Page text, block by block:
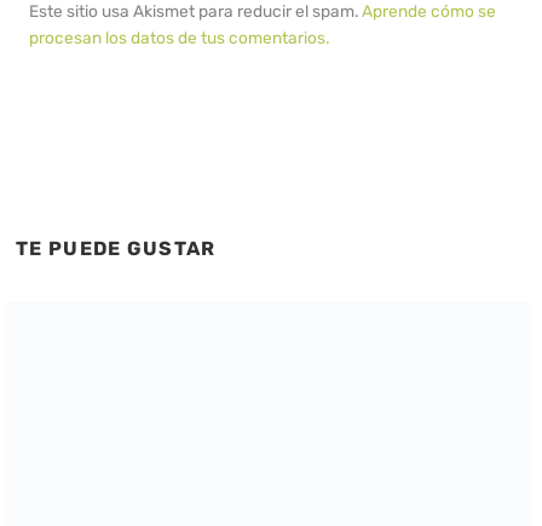
Este sitio usa Akismet para reducir el spam.Aprende cómo se
procesan los datos de tus comentarios.
TE PUEDE GUSTAR